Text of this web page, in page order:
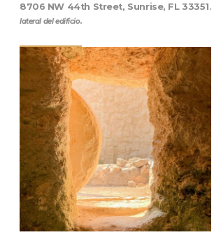
8706 NW 44th Street, Sunrise, FL 33351.
lateral del edificio.